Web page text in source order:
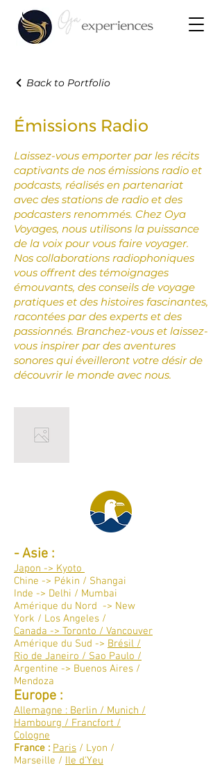
Back to Portfolio
Émissions Radio
Laissez-vous emporter par les récits
captivants de nos émissions radio et
podcasts, réalisés en partenariat
avec des stations de radio et des
podcasters renommés. Chez Oya
Voyages, nous utilisons la puissance
de la voix pour vous faire voyager.
Nos collaborations radiophoniques
vous offrent des témoignages
émouvants, des conseils de voyage
pratiques et des histoires fascinantes,
racontées par des experts et des
passionnés. Branchez-vous et laissez-
vous inspirer par des aventures
sonores qui éveilleront votre désir de
découvrir le monde avec nous.
-Asie :
Japon -> Kyoto
Chine -> Pékin / Shangai
Inde -> Delhi / Mumbai
Amérique du Nord -> New
York / Los Angeles /
Canada -> Toronto / Vancouver​
Amérique du Sud -> Brésil /
Rio de Janeiro / Sao Paulo /
Argentine -> Buenos Aires /
Mendoza
Europe :
Allemagne : Berlin / Munich /
Hambourg / Francfort /
Cologne
France : Paris / Lyon /
Marseille / Ile d'Yeu